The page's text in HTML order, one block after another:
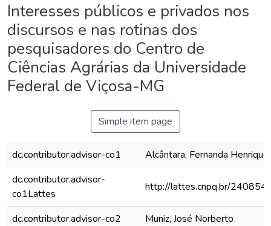
Interesses públicos e privados nos
discursos e nas rotinas dos
pesquisadores do Centro de
Ciências Agrárias da Universidade
Federal de Viçosa-MG
Simple item page
dc.contributor.advisor-co1
Alcântara, Fernanda
dc.contributor.advisor-
co1Lattes
http://lattes.cnpq.br/
dc.contributor.advisor-co2
Muniz, José Norberto